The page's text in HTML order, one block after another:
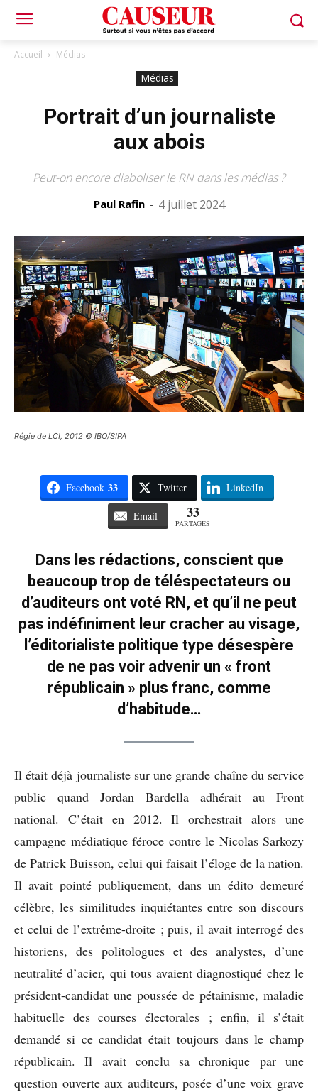
Accueil Médias
Médias
Portrait d’un journaliste
aux abois
Peut-on encore diaboliser le RN dans les médias ?
Paul Rafin - 4 juillet 2024
Régie de LCI, 2012 © IBO/SIPA
Facebook 33 Twitter LinkedIn
Email 33
PARTAGES
Dans les rédactions, conscient que
beaucoup trop de téléspectateurs ou
d’auditeurs ont voté RN, et qu’il ne peut
pas indéfiniment leur cracher au visage,
l’éditorialiste politique type désespère
de ne pas voir advenir un « front
républicain » plus franc, comme
d’habitude…
Il était déjà journaliste sur une grande chaîne du service
public quand Jordan Bardella adhérait au Front
national. C’était en 2012. Il orchestrait alors une
campagne médiatique féroce contre le Nicolas Sarkozy
de Patrick Buisson, celui qui faisait l’éloge de la nation.
Il avait pointé publiquement, dans un édito demeuré
célèbre, les similitudes inquiétantes entre son discours
et celui de l’extrême-droite ; puis, il avait interrogé des
historiens, des politologues et des analystes, d’une
neutralité d’acier, qui tous avaient diagnostiqué chez le
président-candidat une poussée de pétainisme, maladie
habituelle des courses électorales ; enfin, il s’était
demandé si ce candidat était toujours dans le champ
républicain. Il avait conclu sa chronique par une
question ouverte aux auditeurs, posée d’une voix grave